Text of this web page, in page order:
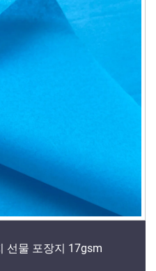
선물 포장지 17gsm